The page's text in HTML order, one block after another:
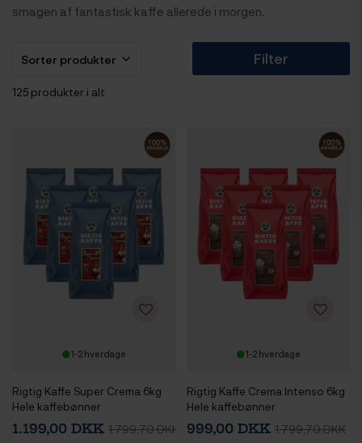
smagen af fantastisk kaffe allerede i morgen.
125 produkter i alt
Filter
1-2 hverdage
Rigtig Kaffe Super Crema 6kg
Hele kaffebønner
1.199,00 DKK 1.799,70 DKK
1-2 hverdage
Rigtig Kaffe Crema Intenso 6kg
Hele kaffebønner
999,00 DKK 1.799,70 DKK